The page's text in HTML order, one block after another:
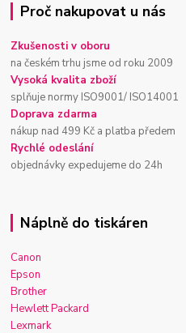
Proč nakupovat u nás
Zkušenosti v oboru
na českém trhu jsme od roku 2009
Vysoká kvalita zboží
splňuje normy ISO9001/ ISO14001
Doprava zdarma
nákup nad 499 Kč a platba předem
Rychlé odeslání
objednávky expedujeme do 24h
Náplně do tiskáren
Canon
Epson
Brother
Hewlett Packard
Lexmark